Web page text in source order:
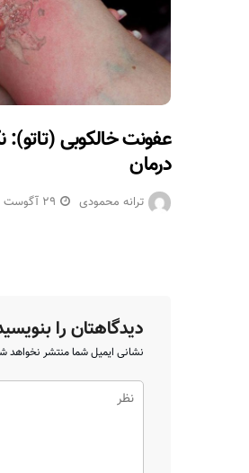
عفونت خالکوبی (تاتو):
درمان
ترانه محمودی 29 آگوست 2021
دیدگاهتان را
نشانی ایمیل شما منتشر نخواهد